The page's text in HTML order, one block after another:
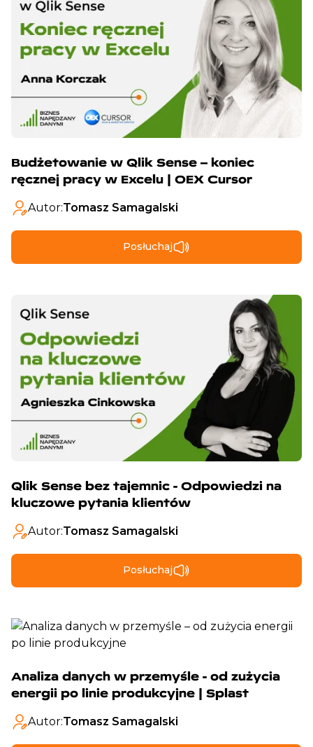
Budżetowanie w Qlik Sense – koniec
ręcznej pracy w Excelu | OEX Cursor
Autor:Tomasz Samagalski
Posłuchaj
Qlik Sense bez tajemnic - Odpowiedzi na
kluczowe pytania klientów
Autor:Tomasz Samagalski
Posłuchaj
Analiza danych w przemyśle - od zużycia
energii po linie produkcyjne | Splast
Autor:Tomasz Samagalski